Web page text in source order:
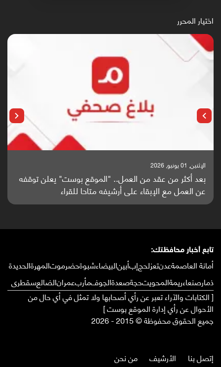
اختيار المحرر
الإثنين, 25 مايو, 2026
باحثون من اليمن يدخلون سباق أبحاث ألزهايمر بدراسة
واعدة منشورة عالميا (ترجمة)
تابع أخبار محافظتك:
أمانة العاصمةعدنتعزلحجإبأبينالبيضاءشبوةحضرموتالمهرةالحديدة
ذمارصنعاءريمةالمحويتحجةصعدةالجوفمأربعمرانالضالعسقطرى
[ الكتابات والآراء تعبر عن رأي أصحابها ولا تمثل في أي حال من
الأحوال عن رأي إدارة الموقع بوست ]
جميع الحقوق محفوظة © 2015 - 2026
إتصل بنا الأرشيف من نحن